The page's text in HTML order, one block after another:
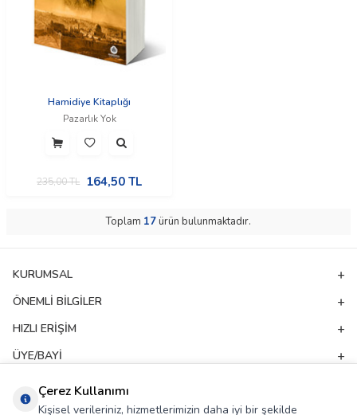
Hamidiye Kitaplığı
Pazarlık Yok
235,00TL 164,50 TL
Toplam 17ürün bulunmaktadır.
KURUMSAL
ÖNEMLI BILGILER
HIZLI ERIŞIM
ÜYE/BAYI
ADRES & İLETIŞIM
Çerez Kullanımı
Kişisel verileriniz, hizmetlerimizin daha iyi bir şekilde